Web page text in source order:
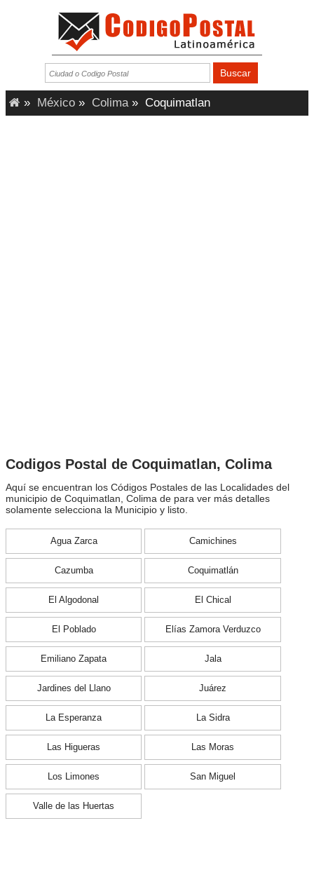
» México » Colima » Coquimatlan
Codigos Postal de Coquimatlan, Colima
Aquí se encuentran los Códigos Postales de las Localidades del
municipio de Coquimatlan, Colima de para ver más detalles
solamente selecciona la Municipio y listo.
Agua Zarca Camichines
Cazumba Coquimatlán
El Algodonal El Chical
El Poblado Elías Zamora Verduzco
Emiliano Zapata Jala
Jardines del Llano Juárez
La Esperanza La Sidra
Las Higueras Las Moras
Los Limones San Miguel
Valle de las Huertas